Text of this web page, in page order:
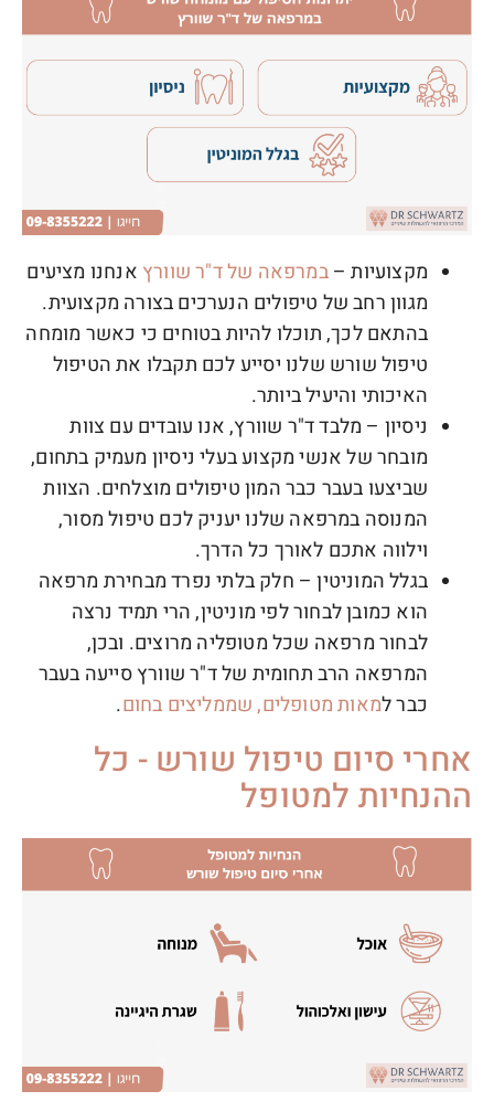
מקצועיות –במרפאה של ד"ר שוורץ אנחנו מציעים
מגוון רחב של טיפולים הנערכים בצורה מקצועית.
בהתאם לכך, תוכלו להיות בטוחים כי כאשר מומחה
טיפול שורש שלנו יסייע לכם תקבלו את הטיפול
האיכותי והיעיל ביותר.
ניסיון – מלבד ד"ר שוורץ, אנו עובדים עם צוות
מובחר של אנשי מקצוע בעלי ניסיון מעמיק בתחום,
שביצעו בעבר כבר המון טיפולים מוצלחים. הצוות
המנוסה במרפאה שלנו יעניק לכם טיפול מסור,
וילווה אתכם לאורך כל הדרך.
בגלל המוניטין – חלק בלתי נפרד מבחירת מרפאה
הוא כמובן לבחור לפי מוניטין, הרי תמיד נרצה
לבחור מרפאה שכל מטופליה מרוצים. ובכן,
המרפאה הרב תחומית של ד"ר שוורץ סייעה בעבר
כבר למאות מטופלים, שממליצים בחום.
אחרי סיום טיפול שורש - כל
ההנחיות למטופל